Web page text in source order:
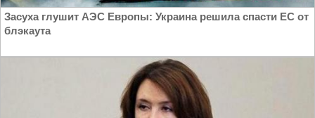
Засуха глушит АЭС Европы: Украина решила спасти ЕС от
блэкаута